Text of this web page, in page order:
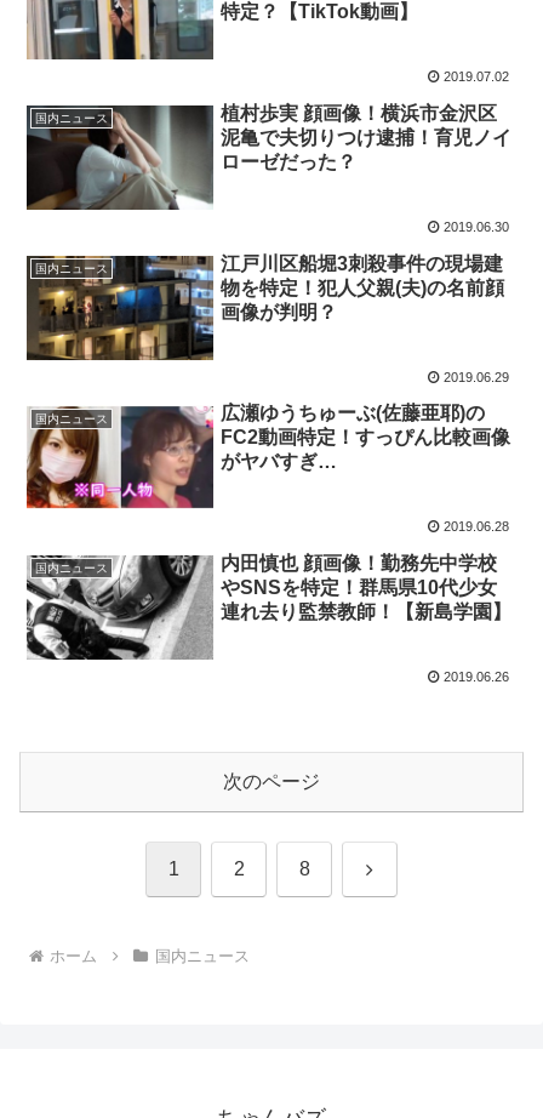
特定？【TikTok動画】
2019.07.02
国内ニュース
植村歩実 顔画像！横浜市金沢区
泥亀で夫切りつけ逮捕！育児ノイ
ローゼだった？
2019.06.30
国内ニュース
江戸川区船堀3刺殺事件の現場建
物を特定！犯人父親(夫)の名前顔
画像が判明？
2019.06.29
国内ニュース
広瀬ゆうちゅーぶ(佐藤亜耶)の
FC2動画特定！すっぴん比較画像
がヤバすぎ…
2019.06.28
国内ニュース
内田慎也 顔画像！勤務先中学校
やSNSを特定！群馬県10代少女
連れ去り監禁教師！【新島学園】
2019.06.26
次のページ
1 2 8 次
ホーム 国内ニュース